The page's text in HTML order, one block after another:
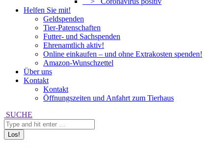
Helfen Sie mit!
Geldspenden
Tier-Patenschaften
Futter- und Sachspenden
Ehrenamtlich aktiv!
Online einkaufen – und ohne Extrakosten spenden!
Amazon-Wunschzettel
Über uns
Kontakt
Kontakt
Öffnungszeiten und Anfahrt zum Tierhaus
Search:
SUCHE